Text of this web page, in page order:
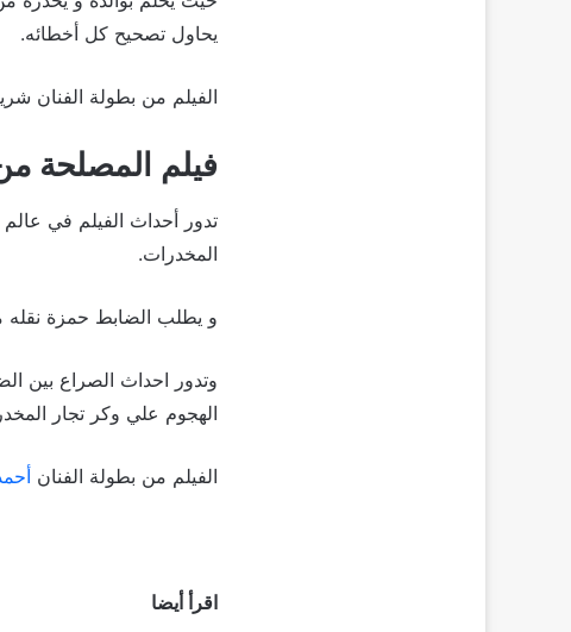
يحاول تصحيح كل أخطائه.
الفيلم من بطولة الفنان
فيلم المصلحة من
تدور أحداث الفيلم في
المخدرات.
و يطلب الضابط حمزة نقله
وتدور احداث الصراع بين
الهجوم علي وكر تجار
الفيلم من بطولة الفنان
اقرأ أيضا